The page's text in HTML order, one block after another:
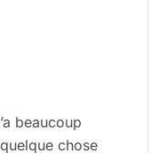
beaucoup
chose